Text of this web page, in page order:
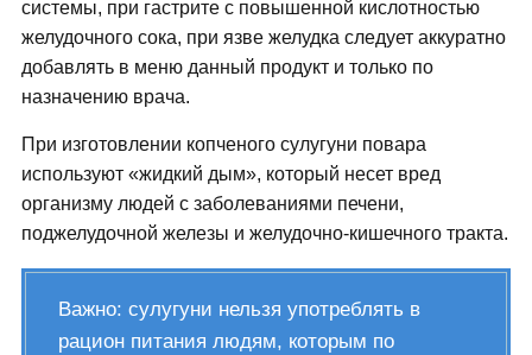
системы, при гастрите с повышенной кислотностью
желудочного сока, при язве желудка следует аккуратно
добавлять в меню данный продукт и только по
назначению врача.
При изготовлении копченого сулугуни повара
используют «жидкий дым», который несет вред
организму людей с заболеваниями печени,
поджелудочной железы и желудочно-кишечного тракта.
Важно: сулугуни нельзя употреблять в
рацион питания людям, которым по